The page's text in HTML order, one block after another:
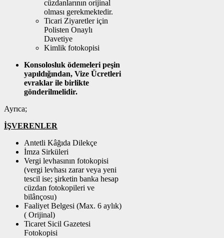
cüzdanlarının orijinal
olması gerekmektedir.
Ticari Ziyaretler için
Polisten Onaylı
Davetiye
Kimlik fotokopisi
Konsolosluk ödemeleri peşin
yapıldığından, Vize Ücretleri
evraklar ile birlikte
gönderilmelidir.
Ayrıca;
İŞVERENLER
Antetli Kâğıda Dilekçe
İmza Sirküleri
Vergi levhasının fotokopisi
(vergi levhası zarar veya yeni
tescil ise; şirketin banka hesap
cüzdan fotokopileri ve
bilânçosu)
Faaliyet Belgesi (Max. 6 aylık)
( Orijinal)
Ticaret Sicil Gazetesi
Fotokopisi